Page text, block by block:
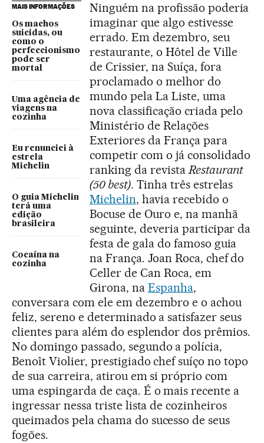
MAIS INFORMAÇÕES
Os machos
suicidas, ou
como o
perfeccionismo
pode ser
mortal
Uma agência de
viagens na
cozinha
Eu renunciei à
estrela
Michelin
O guia Michelin
terá uma
edição
brasileira
Cocaína na
cozinha
Ninguém na profissão poderia
imaginar que algo estivesse
errado. Em dezembro, seu
restaurante, o Hôtel de Ville
de Crissier, na Suíça, fora
proclamado o melhor do
mundo pela La Liste, uma
nova classificação criada pelo
Ministério de Relações
Exteriores da França para
competir com o já consolidado
ranking da revistaRestaurant
(50 best). Tinha três estrelas
Michelin, havia recebido o
Bocuse de Ouro e, na manhã
seguinte, deveria participar da
festa de gala do famoso guia
na França. Joan Roca, chef do
Celler de Can Roca, em
Girona, na Espanha,
conversara com ele em dezembro e o achou
feliz, sereno e determinado a satisfazer seus
clientes para além do esplendor dos prêmios.
No domingo passado, segundo a polícia,
Benoît Violier, prestigiado chef suíço no topo
de sua carreira, atirou em si próprio com
uma espingarda de caça. É o mais recente a
ingressar nessa triste lista de cozinheiros
queimados pela chama do sucesso de seus
fogões.